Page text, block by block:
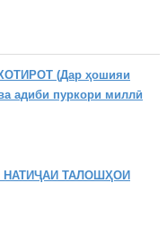
(Дар ҳошияи
адиби пуркори миллӣ
НАТИҶАИ ТАЛОШҲОИ